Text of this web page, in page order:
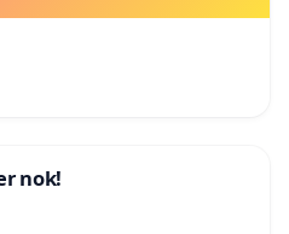
nok!